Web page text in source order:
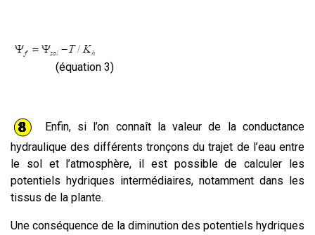
(équation 3)
Enfin, si l’on connaît la valeur de la conductance
hydraulique des différents tronçons du trajet de l’eau entre
le sol et l’atmosphère, il est possible de calculer les
potentiels hydriques intermédiaires, notamment dans les
tissus de la plante.
Une conséquence de la diminution des potentiels hydriques